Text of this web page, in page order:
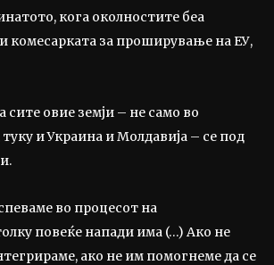
кога околностите беа
комесарката за проширување на ЕУ,
сите овие земји – не само во
и Украина и Молдавија – се под
во процесот на
повеќе напади има (…) Ако не
ако не им помогнеме да се